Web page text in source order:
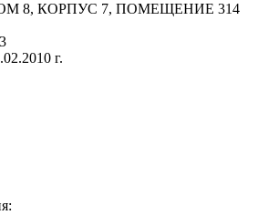
8, КОРПУС 7, ПОМЕЩЕНИЕ 314
г.